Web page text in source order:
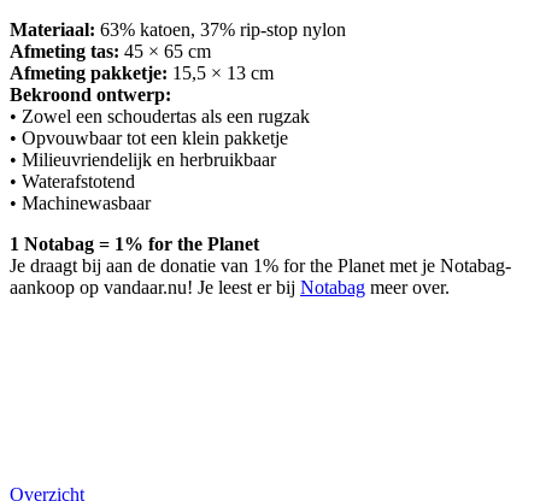
Materiaal: 63% katoen, 37% rip-stop nylon
Afmeting tas: 45 × 65 cm
Afmeting pakketje: 15,5 × 13 cm
Bekroond ontwerp:
• Zowel een schoudertas als een rugzak
• Opvouwbaar tot een klein pakketje
• Milieuvriendelijk en herbruikbaar
• Waterafstotend
• Machinewasbaar
1 Notabag = 1% for the Planet
Je draagt bij aan de donatie van 1% for the Planet met je Notabag-
aankoop op vandaar.nu! Je leest er bij Notabag meer over.
Overzicht